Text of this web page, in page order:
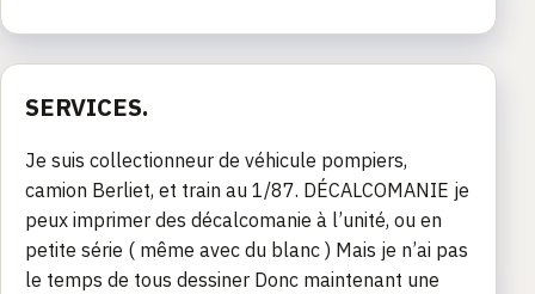
SERVICES.
Je suis collectionneur de véhicule pompiers,
camion Berliet, et train au 1/87. DÉCALCOMANIE je
peux imprimer des décalcomanie à l’unité, ou en
petite série ( même avec du blanc ) Mais je n’ai pas
le temps de tous dessiner Donc maintenant une